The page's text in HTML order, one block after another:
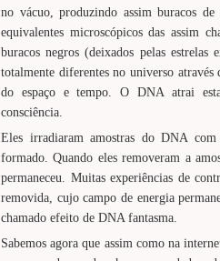
no vácuo, produzindo assim buracos
equivalentes microscópicos das assim
buracos negros (deixados pelas estrelas
totalmente diferentes no universo
do espaço e tempo. O DNA atrai
consciência.
Eles irradiaram amostras do DNA
formado. Quando eles removeram a
permaneceu. Muitas experiências de
removida, cujo campo de energia
chamado efeito de DNA fantasma.
Sabemos agora que assim como na